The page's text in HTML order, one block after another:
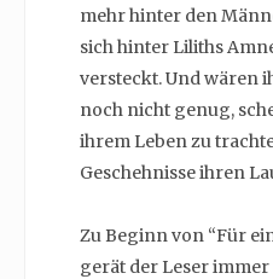
mehr hinter den
sich hinter Liliths
versteckt. Und wären
noch nicht genug,
ihrem Leben zu
Geschehnisse ihren
Zu Beginn von “Für
gerät der Leser